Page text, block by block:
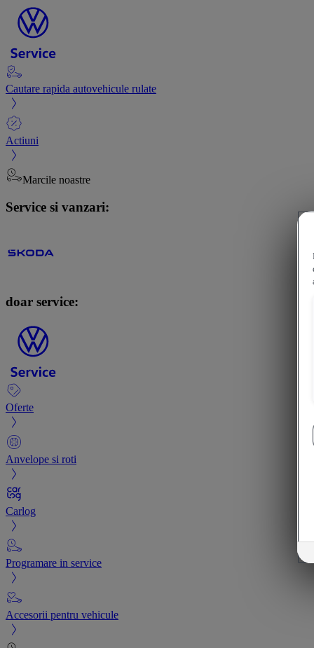
Cautare rapida autovehicule rulate
Actiuni
Marcile noastre
Service si vanzari:
doar service:
Oferte
Anvelope si roti
Carlog
Programare in service
Accesorii pentru vehicule